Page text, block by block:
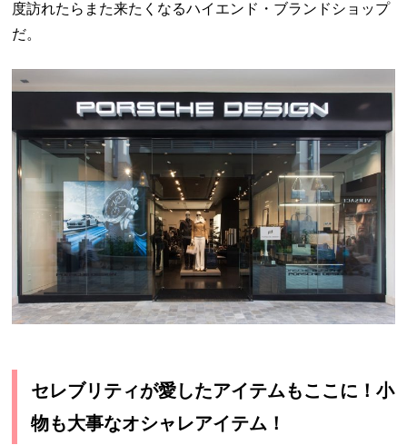
度訪れたらまた来たくなるハイエンド・ブランドショップ
だ。
セレブリティが愛したアイテムもここに！小
物も大事なオシャレアイテム！